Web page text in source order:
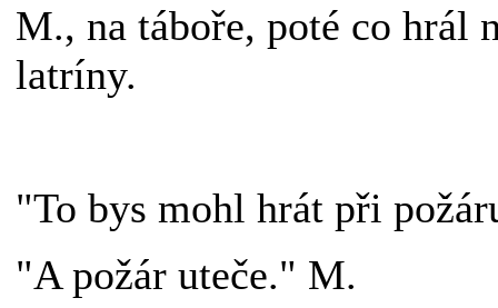
M., na táboře, poté co hrál
latríny.
"To bys mohl hrát při
"A požár uteče." M.